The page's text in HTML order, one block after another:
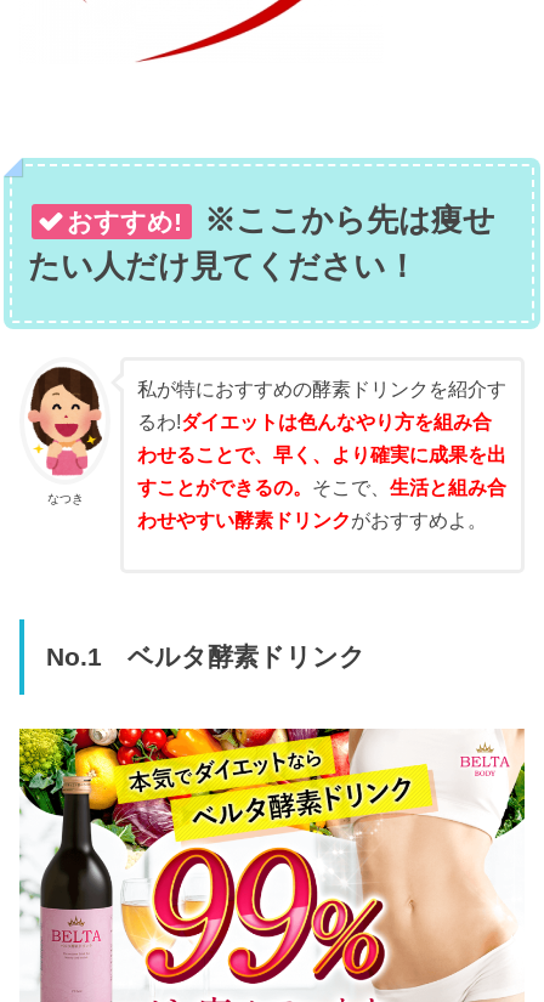
おすすめ!
※ここから先は痩せ
たい人だけ見てください！
なつき
私が特におすすめの酵素ドリンクを紹介す
るわ!ダイエットは色んなやり方を組み合
わせることで、早く、より確実に成果を出
すことができるの。 そこで、 生活と組み合
わせやすい酵素ドリンクがおすすめよ。
No.1 ベルタ酵素ドリンク